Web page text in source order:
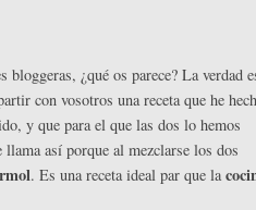
¿qué os parece? La verdad
con vosotros una receta que he
y que para el que las dos lo hemos
llama así porque al mezclarse los dos
. Es una receta ideal par que la